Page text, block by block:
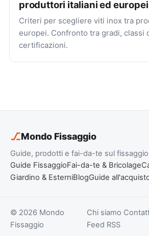
produttori italiani ed europei
Criteri per scegliere viti inox tra
europei. Confronto tra gradi, classi
certificazioni.
⎇Mondo Fissaggio
Guide, prodotti e fai-da-te sul fissaggio
Guide FissaggioFai-da-te & Bricolage
Giardino & EsterniBlogGuide
© 2026 Mondo
Fissaggio
Chi siamo
Feed RSS